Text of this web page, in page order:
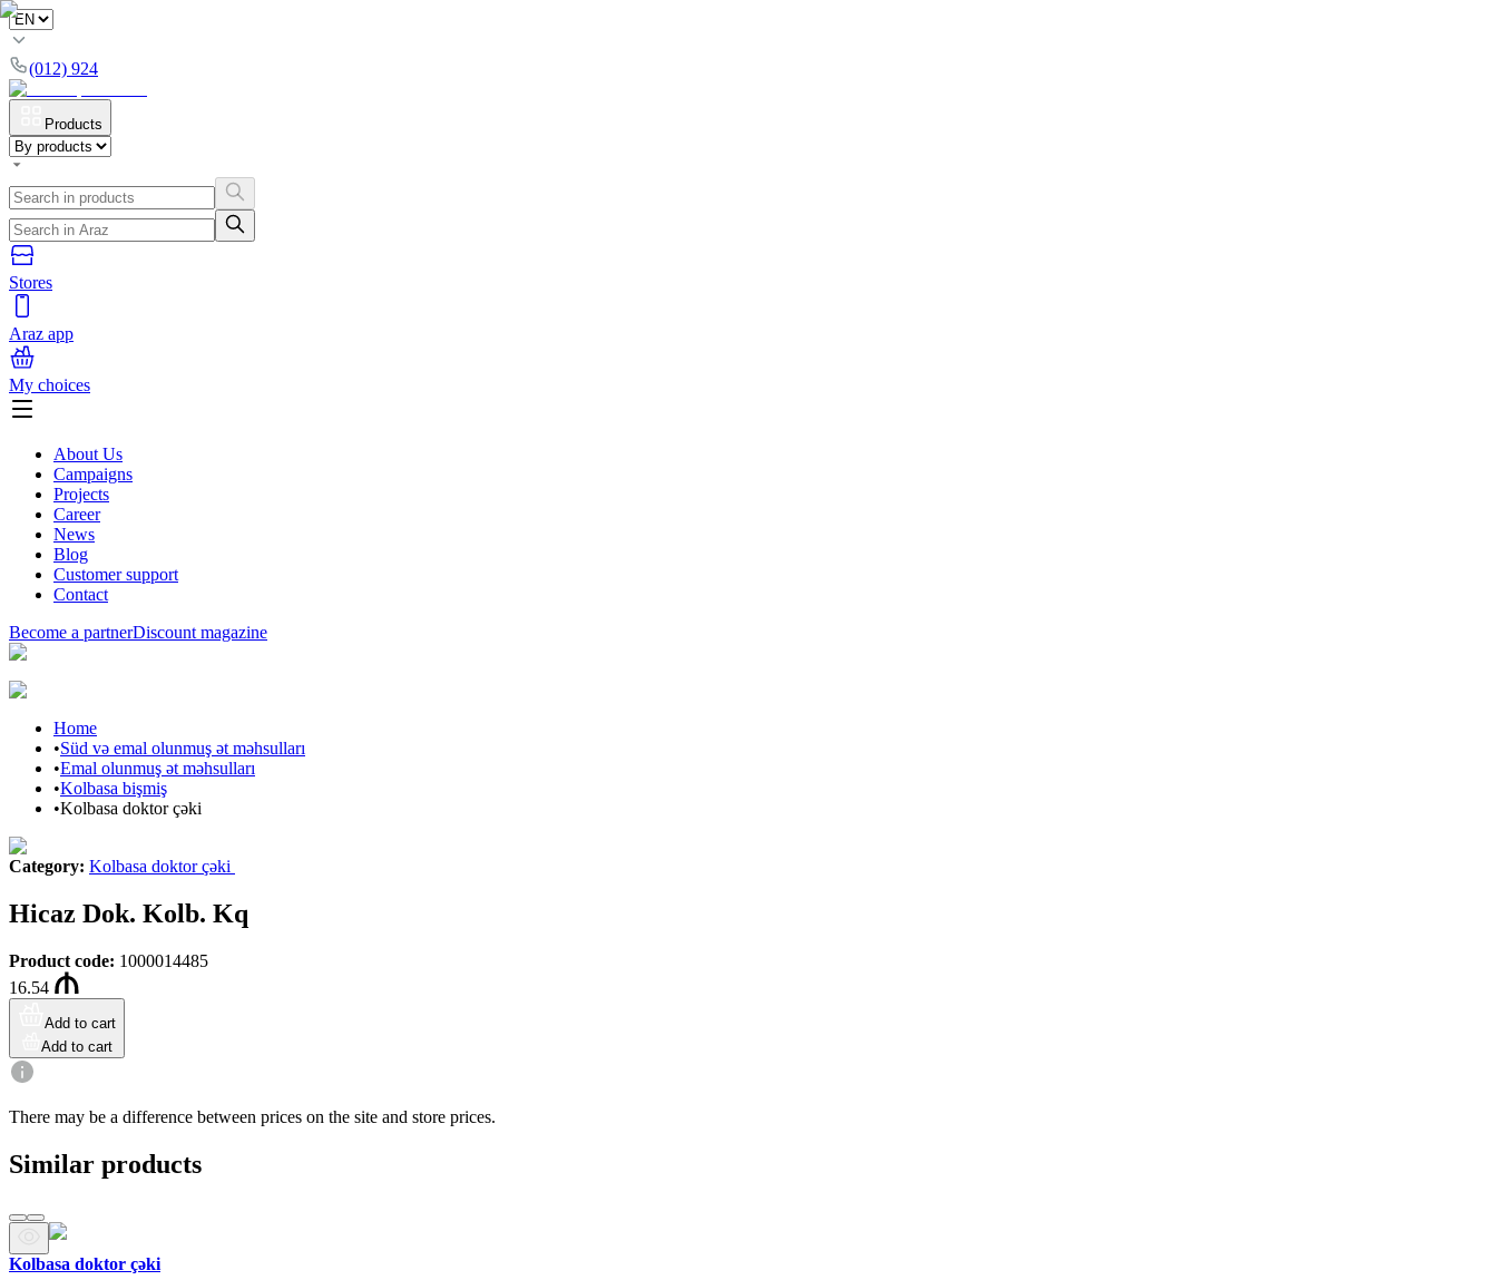
(012) 924
Products
Stores
Araz app
My choices
About Us
Campaigns
Projects
Career
News
Blog
Customer support
Contact
Become a partnerDiscount magazine
Home
•Süd və emal olunmuş ət məhsulları
•Emal olunmuş ət məhsulları
•Kolbasa bişmiş
•Kolbasa doktor çəki
Category: Kolbasa doktor çəki
Hicaz Dok. Kolb. Kq
Product code: 1000014485
16.54
Add to cart
Add to cart
There may be a difference between prices on the site and store prices.
Similar products
Kolbasa doktor çəki